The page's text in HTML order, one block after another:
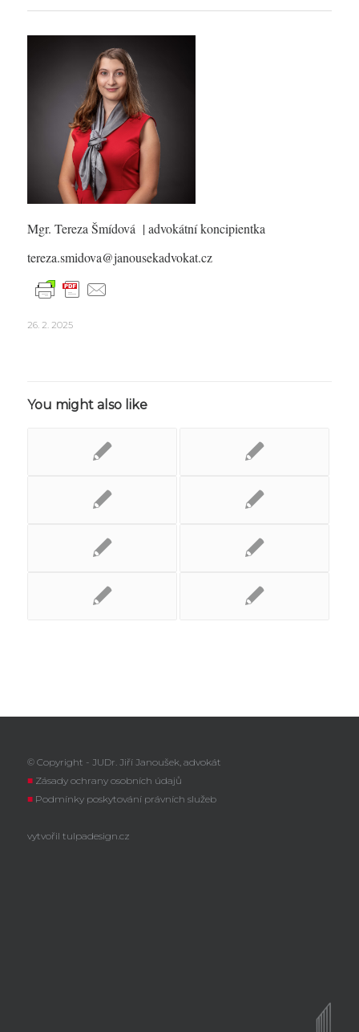
Mgr. Tereza Šmídová | advokátní koncipientka
tereza.smidova@janousekadvokat.cz
26. 2. 2025
You might also like
© Copyright - JUDr. Jiří Janoušek, advokát
■ Zásady ochrany osobních údajů
■ Podmínky poskytování právních služeb
vytvořil tulpadesign.cz